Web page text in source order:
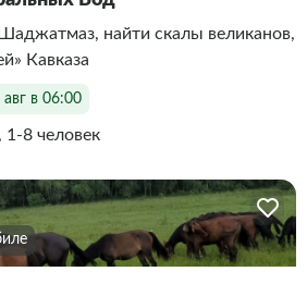
найти скалы великанов,
Кавказа
авг в 06:00
1-8 человек